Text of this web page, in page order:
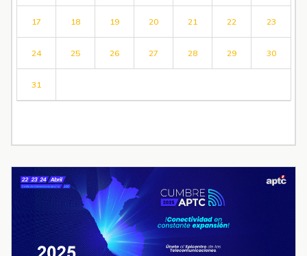
17 18 19 20 21 22 23
24 25 26 27 28 29 30
31